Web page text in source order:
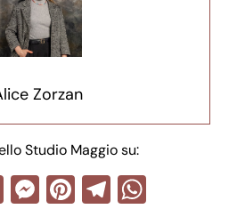
Zorzan
Studio Maggio su:
X M Pi T